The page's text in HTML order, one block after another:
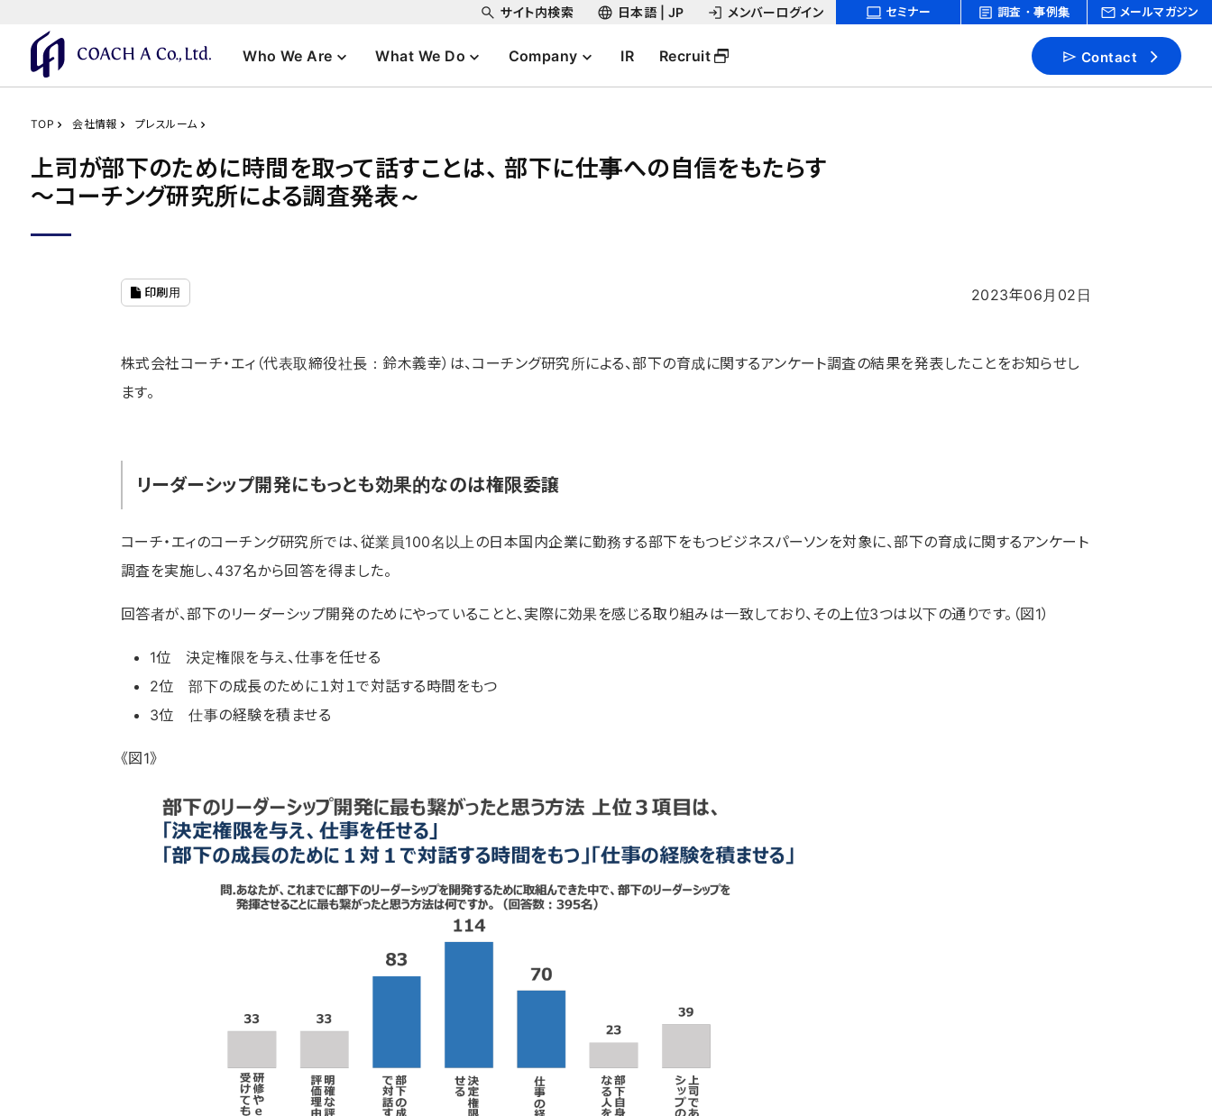
サイト内検索 日本語 | JP メンバーログイン セミナー 調査・事例集 メールマガジン
Who We Are What We Do Company IR Recruit Contact
TOP 会社情報 プレスルーム
上司が部下のために時間を取って話すことは、 部下に仕事への自信をもたらす
～コーチング研究所による調査発表～
印刷用 2023年06月02日
株式会社コーチ・エィ（代表取締役社⻑：鈴⽊義幸）は、コーチング研究所による、部下の育成に関するアンケート調査の結果を発表したことをお知らせし
ます。
リーダーシップ開発にもっとも効果的なのは権限委譲
コーチ・エィのコーチング研究所では、従業員100名以上の日本国内企業に勤務する部下をもつビジネスパーソンを対象に、部下の育成に関するアンケート
調査を実施し、437名から回答を得ました。
回答者が、部下のリーダーシップ開発のためにやっていることと、実際に効果を感じる取り組みは一致しており、その上位3つは以下の通りです。（図1）
1位 決定権限を与え、仕事を任せる
2位 部下の成長のために１対１で対話する時間をもつ
3位 仕事の経験を積ませる
《図1》